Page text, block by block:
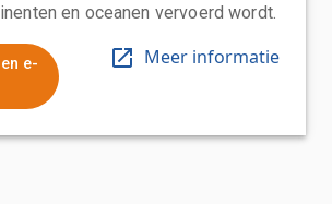
en oceanen vervoerd wordt.
e-
Meer informatie